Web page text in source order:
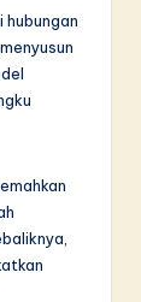
hubungan